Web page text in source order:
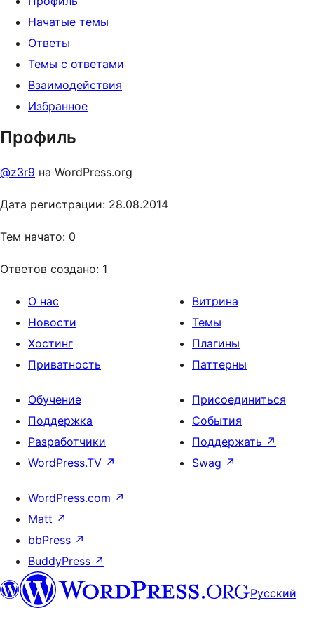
Начатые темы
Ответы
Темы с ответами
Взаимодействия
Избранное
Профиль
@z3r9 на WordPress.org
Дата регистрации: 28.08.2014
Тем начато: 0
Ответов создано: 1
О нас
Новости
Хостинг
Приватность
Витрина
Темы
Плагины
Паттерны
Обучение
Поддержка
Разработчики
WordPress.TV ↗
Присоединиться
События
Поддержать ↗
Swag ↗
WordPress.com ↗
Matt ↗
bbPress ↗
BuddyPress ↗
Русский